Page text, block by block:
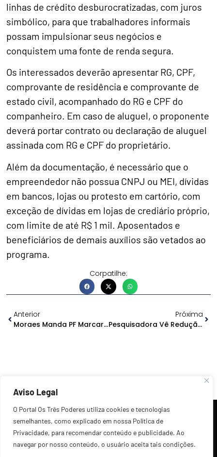
Aviso Legal
O Portal Os Três Poderes utiliza cookies e tecnologias
semelhantes, como explicado em nossa Política de
Privacidade, para recomendar conteúdo e publicidade. Ao
navegar por nosso conteúdo, o usuário aceita tais condições.
linhas de crédito desburocratizadas, com juros
simbólico, para que trabalhadores informais
possam impulsionar seus negócios e
conquistem uma fonte de renda segura.
Os interessados deverão apresentar RG, CPF,
comprovante de residência e comprovante de
estado civil, acompanhado do RG e CPF do
companheiro. Em caso de aluguel, o proponente
deverá portar contrato ou declaração de aluguel
assinada com RG e CPF do proprietário.
Além da documentação, é necessário que o
empreendedor não possua CNPJ ou MEI, dívidas
em bancos, lojas ou protesto em cartório, com
exceção de dívidas em lojas de crediário próprio,
com limite de até R$ 1 mil. Aposentados e
beneficiários de demais auxílios são vetados ao
programa.
Corpatilhe:
Anterior
Moraes Manda PF Marcar Depoimento De Bolsonaro Sobre Atos Golpistas
Próxima
Pesquisadora Vê Redução De Mensagens De Ódio De Grupos Extremistas